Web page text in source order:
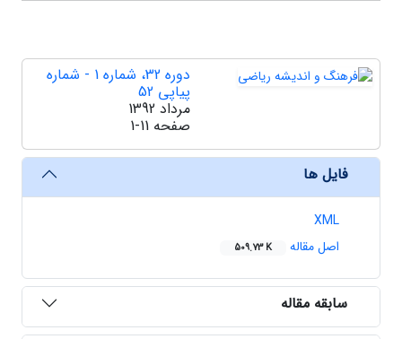
دوره 32، شماره 1 - شماره
پیاپی 52
مرداد 1392
صفحه 1-11
فایل ها
XML
اصل مقاله
509.73 K
سابقه مقاله